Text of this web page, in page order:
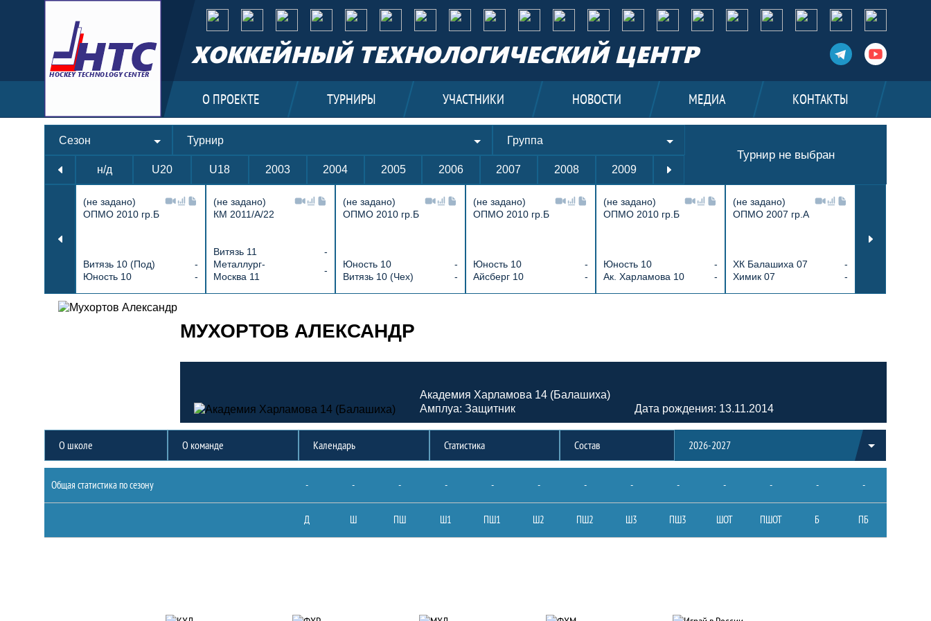
ХОККЕЙНЫЙ ТЕХНОЛОГИЧЕСКИЙ ЦЕНТР
О ПРОЕКТЕ ТУРНИРЫ УЧАСТНИКИ НОВОСТИ МЕДИА КОНТАКТЫ
Сезон Турнир Группа
н/д U20 U18 2003 2004 2005 2006 2007 2008 2009 2010
Турнир не выбран
(не задано)
ОПМО 2010 гр.Б
Витязь 10 (Под)
-
Юность 10
-
(не задано)
КМ 2011/А/22
Витязь 11
-
Металлург-
Москва 11
-
(не задано)
ОПМО 2010 гр.Б
Юность 10
-
Витязь 10 (Чех)
-
(не задано)
ОПМО 2010 гр.Б
Юность 10
-
Айсберг 10
-
(не задано)
ОПМО 2010 гр.Б
Юность 10
-
Ак. Харламова 10
-
(не задано)
ОПМО 2007 гр.А
ХК Балашиха 07
-
Химик 07
-
МУХОРТОВ АЛЕКСАНДР
Академия Харламова 14 (Балашиха)
Амплуа: Защитник
Дата рождения: 13.11.2014
О школе О команде Календарь Статистика Состав 2026-2027
Статистика
Общая статистика по сезону - - - - - - - - - - - - -
Д Ш ПШ Ш1 ПШ1 Ш2 ПШ2 Ш3 ПШ3 ШОТ ПШОТ Б ПБ